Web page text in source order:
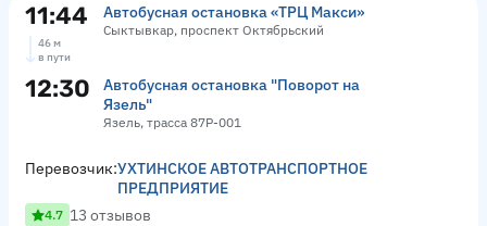
11:44 Автобусная остановка «ТРЦ Макси»
Сыктывкар, проспект Октябрьский
46 м
в пути
12:30
Автобусная остановка "Поворот на
Язель"
Язель, трасса 87Р-001
Перевозчик:УХТИНСКОЕ АВТОТРАНСПОРТНОЕ
ПРЕДПРИЯТИЕ
4.7 13 отзывов